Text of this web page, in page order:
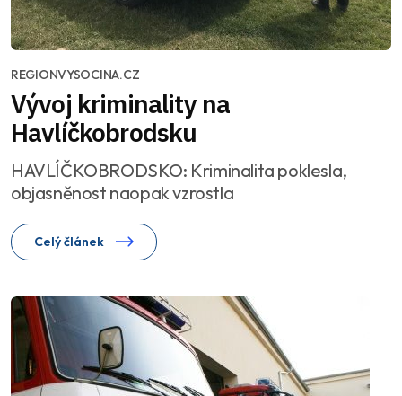
REGIONVYSOCINA.CZ
Vývoj kriminality na
Havlíčkobrodsku
HAVLÍČKOBRODSKO: Kriminalita poklesla,
objasněnost naopak vzrostla
Celý článek